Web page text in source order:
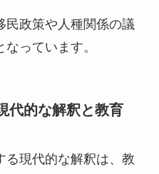
民政策や人種関係の議
っています。
代的な解釈と教育
る現代的な解釈は、教